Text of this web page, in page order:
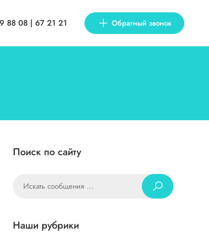
88 08 | 67 21 21 Обратный звонок
Поиск по сайту
Наши рубрики